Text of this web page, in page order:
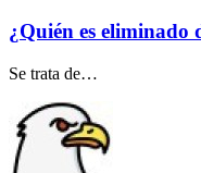
¿Quién es eliminado
Se trata de…